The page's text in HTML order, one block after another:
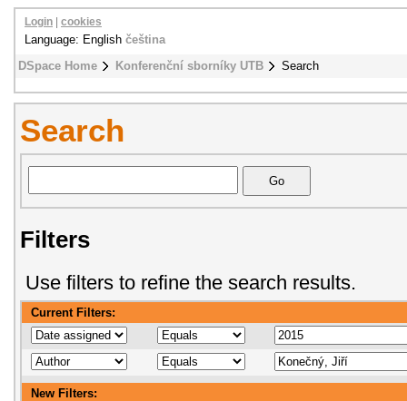
DSpace Home Konferenční sborníky UTB Search
Login cookies
Language: English čeština
Search
Filters
Use filters to refine the search results.
Current Filters:
New Filters: